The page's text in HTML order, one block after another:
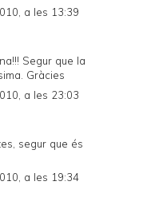
a les 13:39
Segur que la
Gràcies
a les 23:03
segur que és
a les 19:34